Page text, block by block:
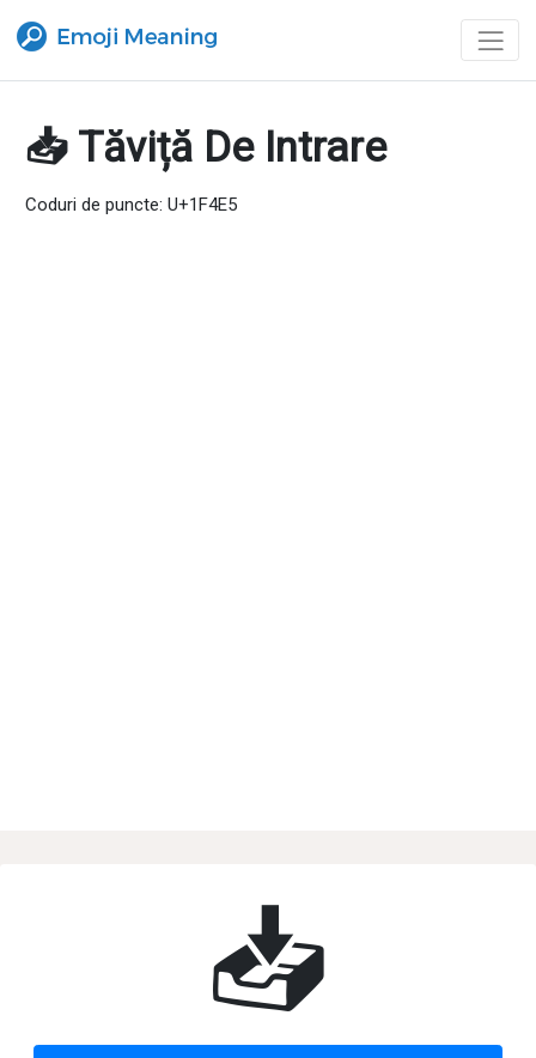
📥 Tăviță De Intrare
Coduri de puncte: U+1F4E5
📥